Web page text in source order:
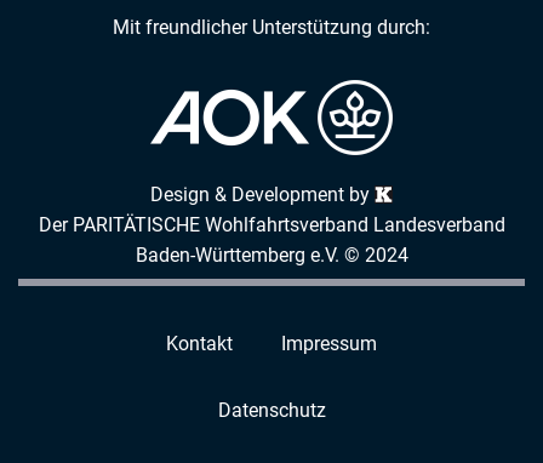
Mit freundlicher Unterstützung durch:
Design & Development by
Der PARITÄTISCHE Wohlfahrtsverband Landesverband
Baden-Württemberg e.V. © 2024
Kontakt Impressum
Datenschutz